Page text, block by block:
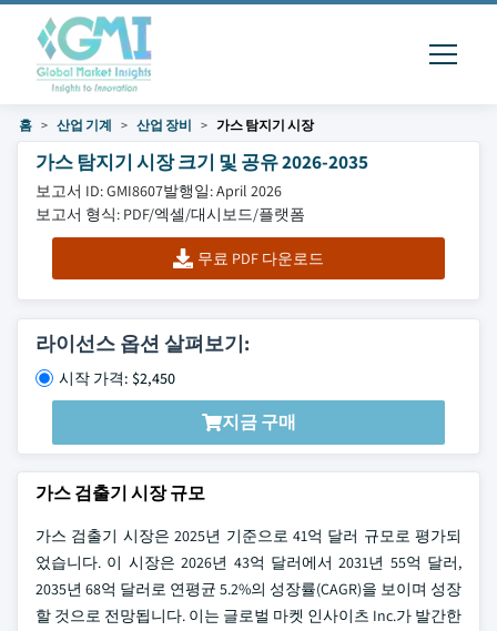
홈 산업 기계 산업 장비 가스 탐지기 시장
가스 탐지기 시장 크기 및 공유 2026-2035
보고서 ID: GMI8607발행일: April 2026
보고서 형식: PDF/엑셀/대시보드/플랫폼
무료 PDF 다운로드
라이선스 옵션 살펴보기:
시작 가격: $2,450
지금 구매
가스 검출기 시장 규모
가스 검출기 시장은 2025년 기준으로 41억 달러 규모로 평가되
었습니다. 이 시장은 2026년 43억 달러에서 2031년 55억 달러,
2035년 68억 달러로 연평균 5.2%의 성장률(CAGR)을 보이며 성장
할 것으로 전망됩니다. 이는 글로벌 마켓 인사이츠 Inc.가 발간한